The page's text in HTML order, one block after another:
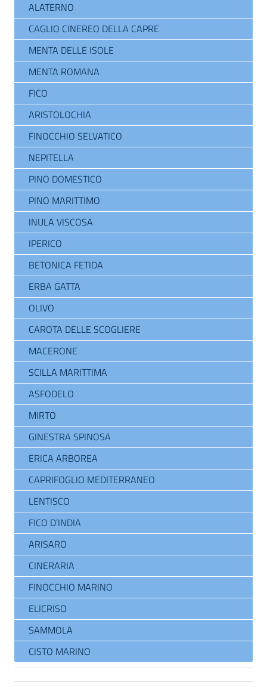
ALATERNO
CAGLIO CINEREO DELLA CAPRE
MENTA DELLE ISOLE
MENTA ROMANA
FICO
ARISTOLOCHIA
FINOCCHIO SELVATICO
NEPITELLA
PINO DOMESTICO
PINO MARITTIMO
INULA VISCOSA
IPERICO
BETONICA FETIDA
ERBA GATTA
OLIVO
CAROTA DELLE SCOGLIERE
MACERONE
SCILLA MARITTIMA
ASFODELO
MIRTO
GINESTRA SPINOSA
ERICA ARBOREA
CAPRIFOGLIO MEDITERRANEO
LENTISCO
FICO D’INDIA
ARISARO
CINERARIA
FINOCCHIO MARINO
ELICRISO
SAMMOLA
CISTO MARINO